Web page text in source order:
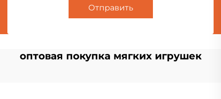
Отправить
оптовая покупка мягких игрушек